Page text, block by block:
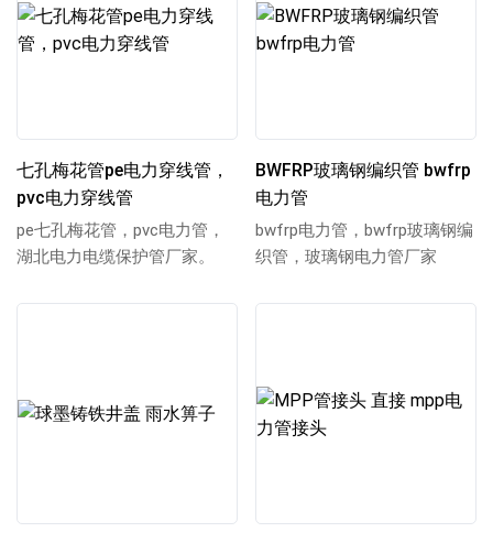
七孔梅花管pe电力穿线管，
pvc电力穿线管
pe七孔梅花管，pvc电力管，
湖北电力电缆保护管厂家。
BWFRP玻璃钢编织管 bwfrp
电力管
bwfrp电力管，bwfrp玻璃钢编
织管，玻璃钢电力管厂家